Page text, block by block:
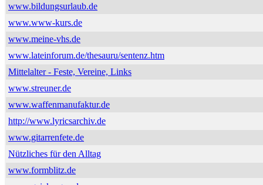
www.bildungsurlaub.de
www.www-kurs.de
www.meine-vhs.de
www.lateinforum.de/thesauru/sentenz.htm
Mittelalter - Feste, Vereine, Links
www.streuner.de
www.waffenmanufaktur.de
http://www.lyricsarchiv.de
www.gitarrenfete.de
Nützliches für den Alltag
www.formblitz.de